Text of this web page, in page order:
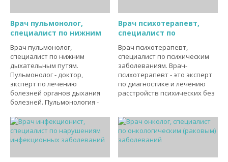
Врач пульмонолог,
специалист по нижним
Врач пульмонолог,
специалист по нижним
дыхательным путям.
Пульмонолог - доктор,
эксперт по лечению
болезней органов дыхания
болезней. Пульмонология -
Врач психотерапевт,
специалист по
Врач психотерапевт,
специалист по психическим
заболеваниям. Врач-
психотерапевт - это эксперт
по диагностике и лечению
расстройств психических без